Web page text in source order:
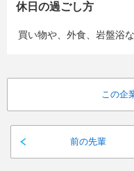
休日の過ごし方
買い物や、外食、岩盤浴
前の先輩
この企